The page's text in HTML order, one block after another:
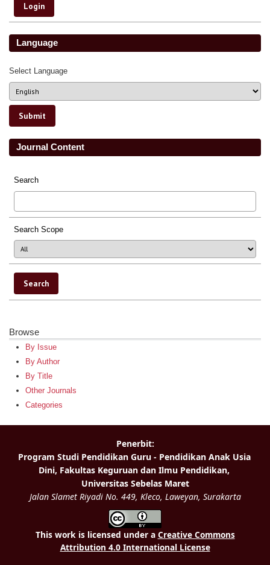
Language
Select Language
Journal Content
Search
Search Scope
Browse
By Issue
By Author
By Title
Other Journals
Categories
This work is licensed under a Creative Commons
Attribution 4.0 International License